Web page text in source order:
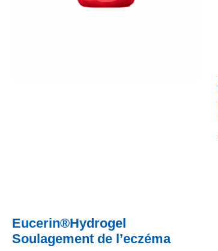
Eucerin®Hydrogel
Soulagement de l’eczéma